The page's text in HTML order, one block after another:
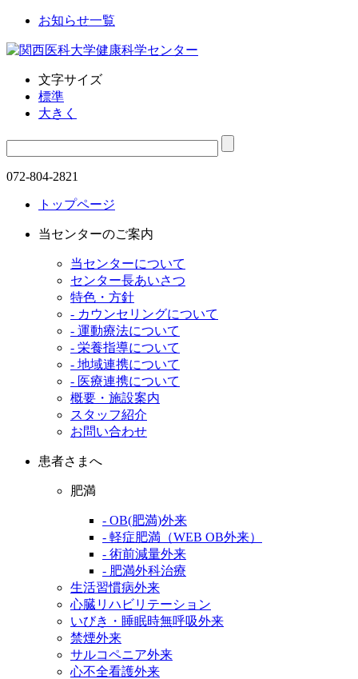
お知らせ一覧
文字サイズ
標準
大きく
072-804-2821
トップページ
当センターのご案内
当センターについて
センター長あいさつ
特色・方針
- カウンセリングについて
- 運動療法について
- 栄養指導について
- 地域連携について
- 医療連携について
概要・施設案内
スタッフ紹介
お問い合わせ
患者さまへ
肥満
- OB(肥満)外来
- 軽症肥満（WEB OB外来）
- 術前減量外来
- 肥満外科治療
生活習慣病外来
心臓リハビリテーション
いびき・睡眠時無呼吸外来
禁煙外来
サルコペニア外来
心不全看護外来